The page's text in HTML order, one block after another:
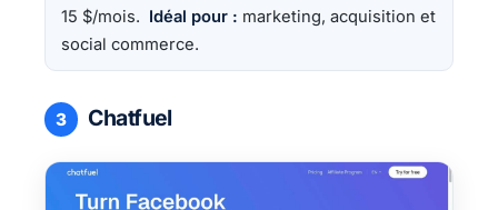
15 $/mois. Idéal pour : marketing, acquisition et
social commerce.
3 Chatfuel